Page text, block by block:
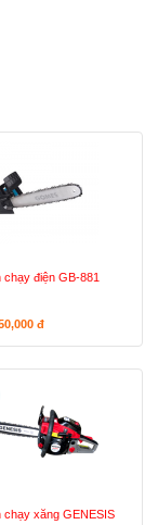
điện GB-881
đ
xăng GENESIS